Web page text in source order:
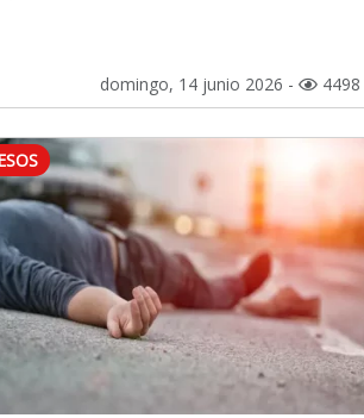
domingo, 14 junio 2026 - 4498